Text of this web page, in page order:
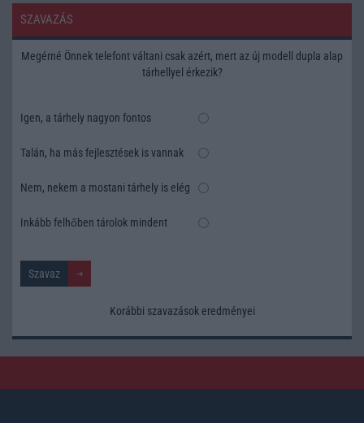
SZAVAZÁS
Megérné Önnek telefont váltani csak azért, mert az új modell dupla alap
tárhellyel érkezik?
Igen, a tárhely nagyon fontos
Talán, ha más fejlesztések is vannak
Nem, nekem a mostani tárhely is elég
Inkább felhőben tárolok mindent
Korábbi szavazások eredményei